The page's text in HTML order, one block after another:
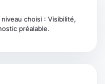
choisi : Visibilité,
préalable.